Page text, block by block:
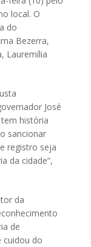
local. O
do
Bezerra,
Lauremília
José
história
sancionar
registro seja
da cidade”,
da
de
cuidou do